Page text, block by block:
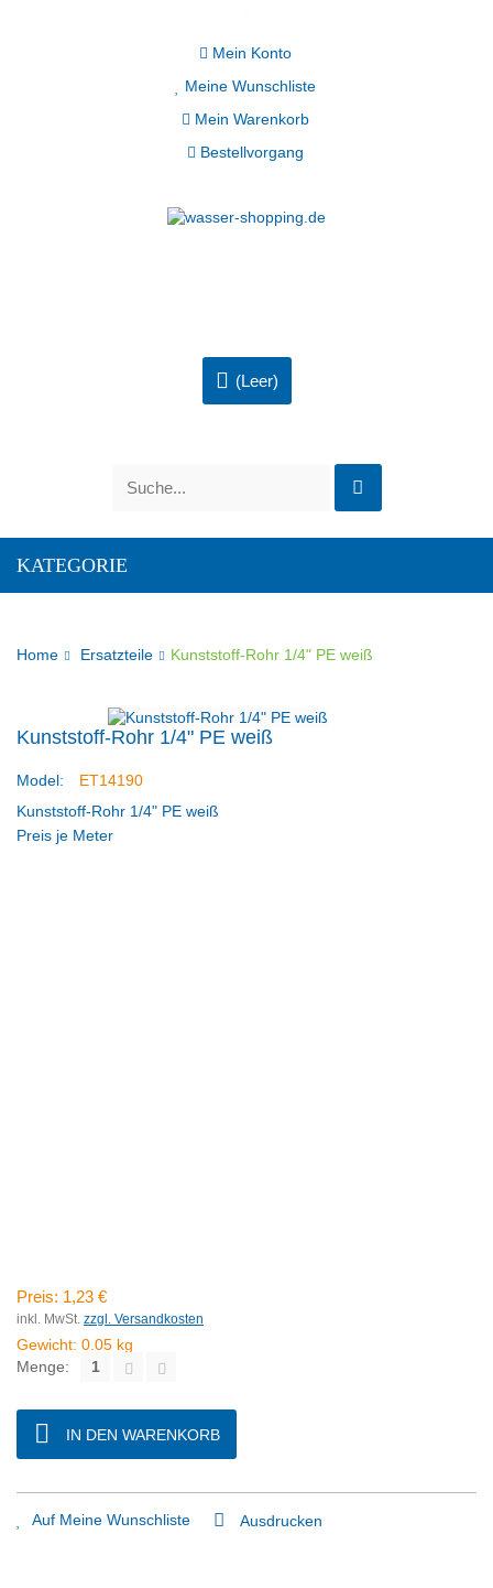
Mein Konto
Meine Wunschliste
Mein Warenkorb
Bestellvorgang
(Leer)
KATEGORIE
Home Ersatzteile Kunststoff-Rohr 1/4" PE weiß
Kunststoff-Rohr 1/4" PE weiß
Model:
ET14190
Kunststoff-Rohr 1/4" PE weiß
Preis je Meter
Preis: 1,23 €
inkl. MwSt. zzgl. Versandkosten
Gewicht: 0.05 kg
Menge:
IN DEN WARENKORB
Auf Meine Wunschliste Ausdrucken